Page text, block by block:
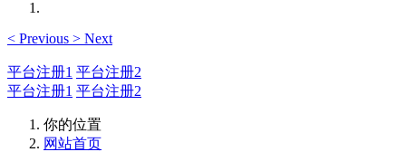
< Previous > Next
平台注册1 平台注册2
平台注册1 平台注册2
你的位置
网站首页